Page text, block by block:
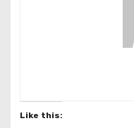
Like this: